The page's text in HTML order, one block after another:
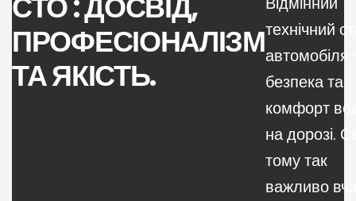
ПРОФЕСІОНАЛІЗМ
ТА ЯКІСТЬ.
технічний
автомобіля
безпека та
комфорт
на дорозі.
тому так
важливо